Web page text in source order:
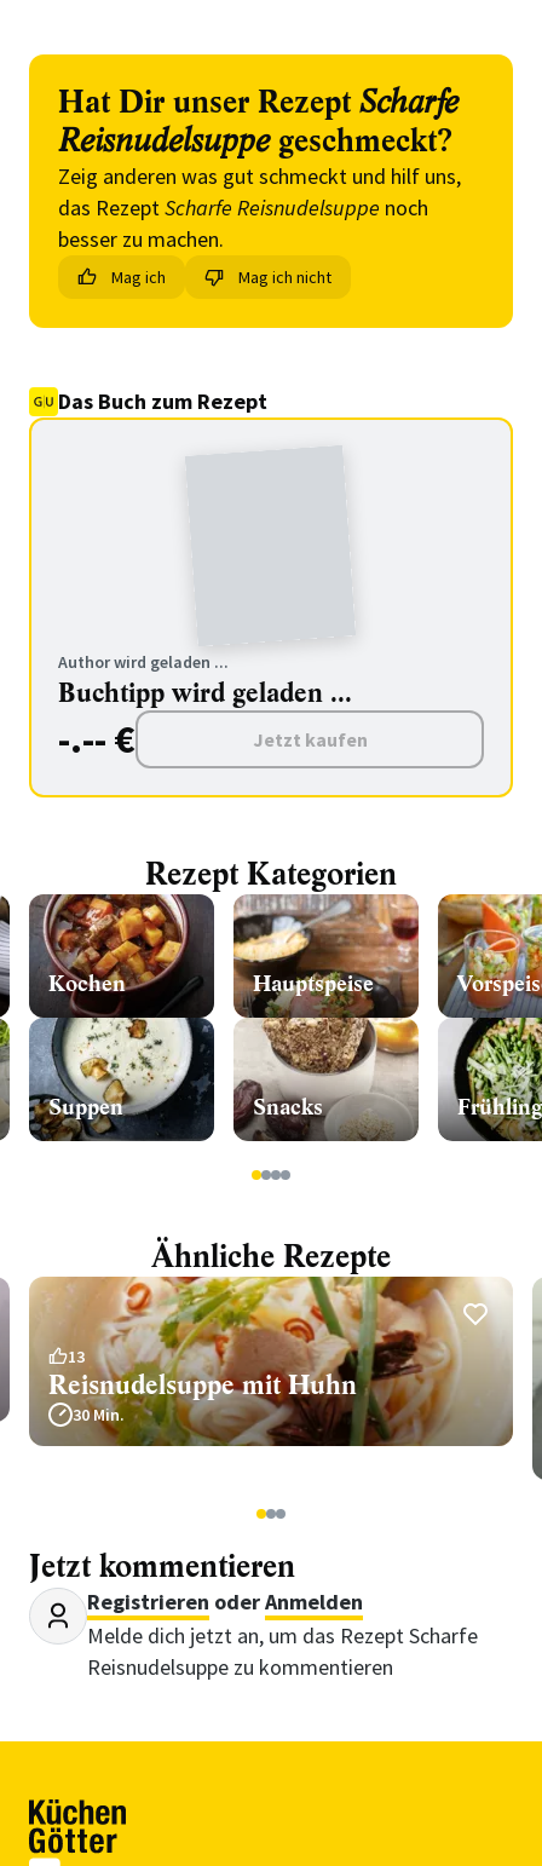
Hat Dir unser Rezept Scharfe
Reisnudelsuppegeschmeckt?
Zeig anderen was gut schmeckt und hilf uns,
das RezeptScharfe Reisnudelsuppe noch
besser zu machen.
Mag ich Mag ich nicht
Das Buch zum Rezept
Author wird geladen ...
Buchtipp wird geladen ...
-.-- € Jetzt kaufen
Rezept Kategorien
Kochen
Suppen
Hauptspeise
Snacks Frühling
1234
Ähnliche Rezepte
13
Reisnudelsuppe mit Huhn
30 Min.
123
Jetzt kommentieren
Registrieren oderAnmelden
Melde dich jetzt an, um das Rezept Scharfe
Reisnudelsuppe zu kommentieren